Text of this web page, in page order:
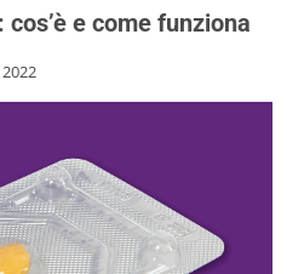
e come funziona